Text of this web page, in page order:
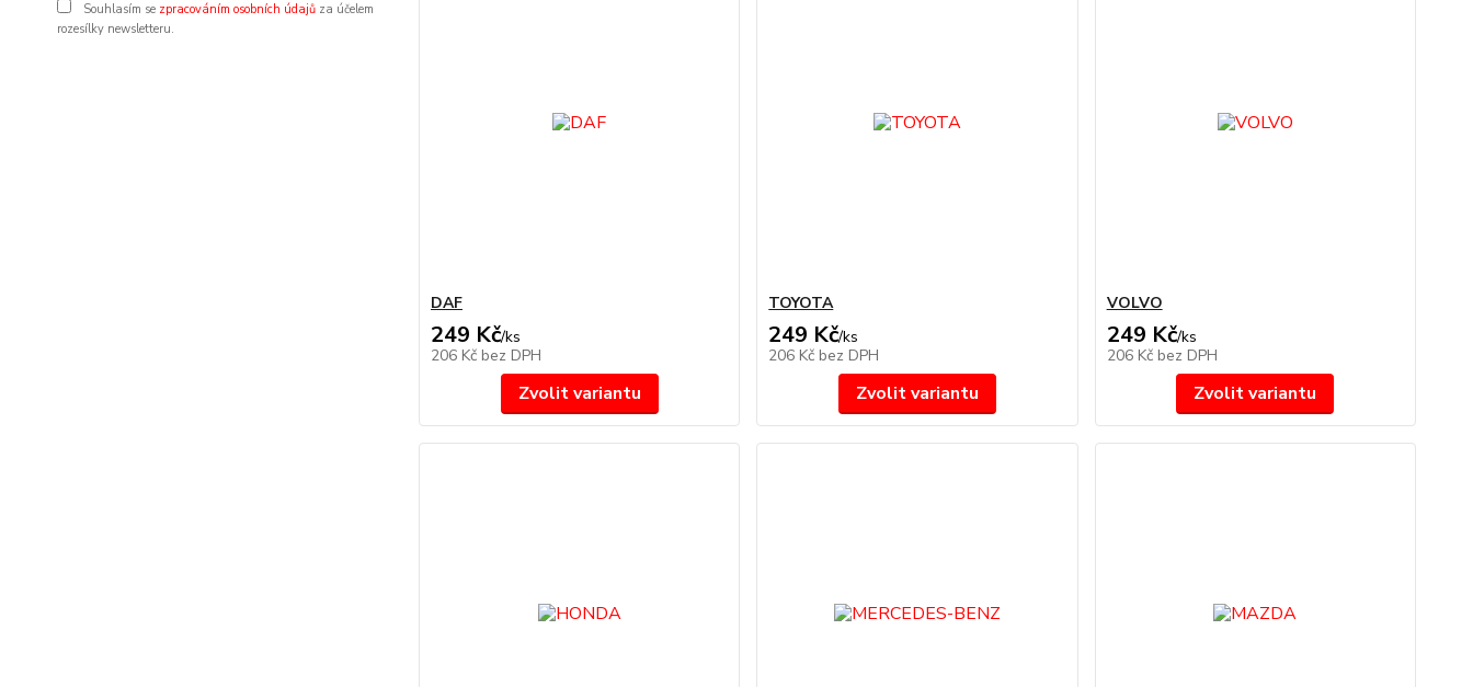
Souhlasím se zpracováním osobních údajů za účelem
rozesílky newsletteru.
DAF
249 Kč/ks
206 Kč bez DPH
Zvolit variantu
TOYOTA
249 Kč/ks
206 Kč bez DPH
Zvolit variantu
VOLVO
249 Kč/ks
206 Kč bez DPH
Zvolit variantu